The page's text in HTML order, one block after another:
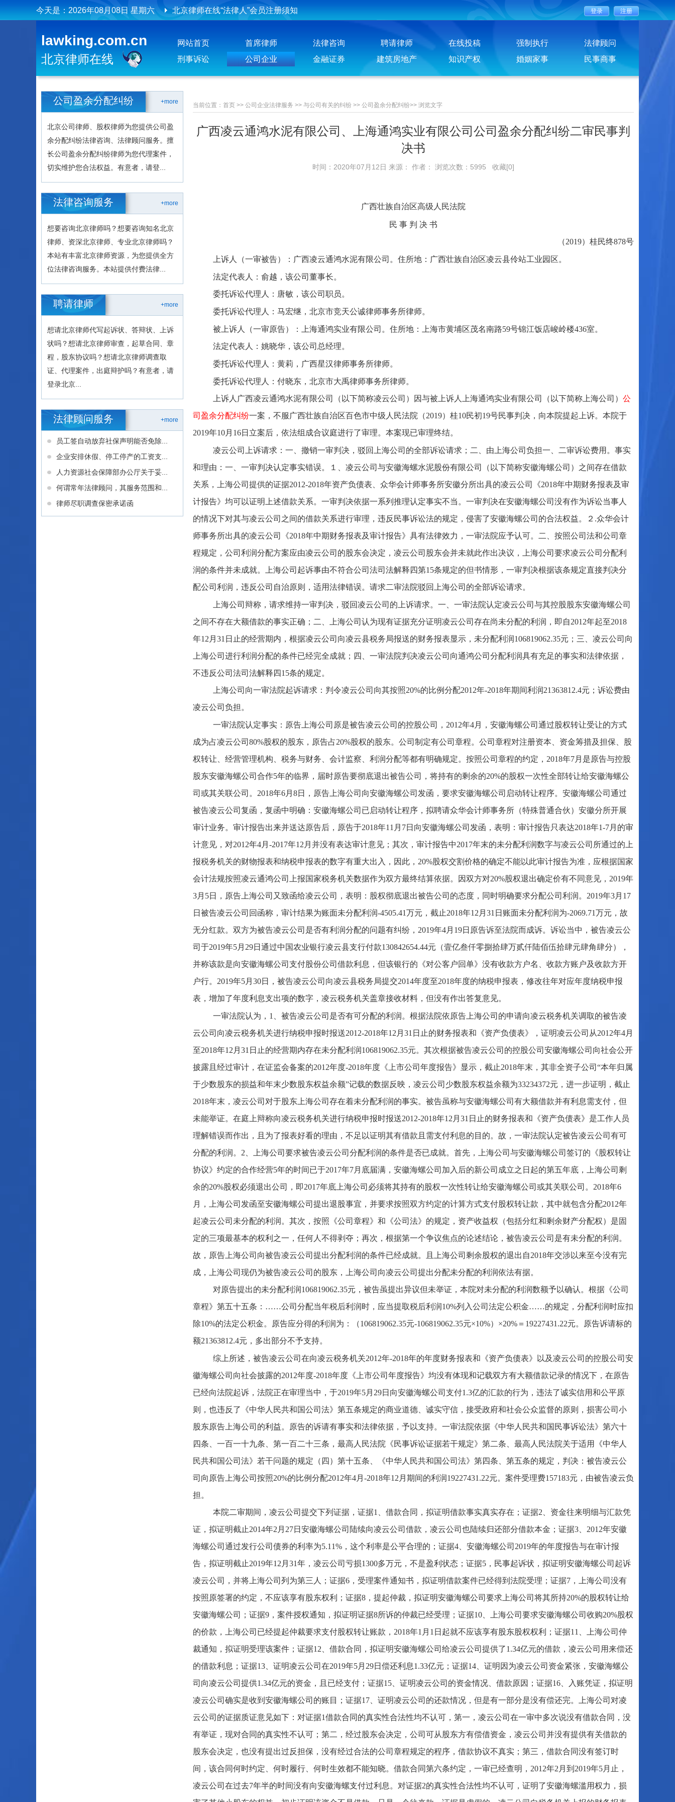
今天是： 2026年08月08日 星期六 北京律师在线投稿须知
lawking.com.cn
北京律师在线
网站首页 首席律师 法律咨询 聘请律师 在线投稿 强制执行
法律顾问
刑事诉讼
公司企业 金融证券 建筑房地产 知识产权 婚姻家事 民事商事
+more
公司盈余分配纠纷
北京公司律师、股权律师为您提供公司盈
余分配纠纷法律咨询、法律顾问服务。擅
长公司盈余分配纠纷律师为您代理案件，
切实维护您合法权益。有意者，请登...
+more
法律咨询服务
想要咨询北京律师吗？想要咨询知名北京
律师、资深北京律师、专业北京律师吗？
本站有丰富北京律师资源，为您提供全方
位法律咨询服务。本站提供付费法律...
+more
聘请律师
想请北京律师代写起诉状、答辩状、上诉
状吗？想请北京律师审查，起草合同、章
程，股东协议吗？想请北京律师调查取
证、代理案件，出庭辩护吗？有意者，请
登录北京...
+more
法律顾问服务
员工签自动放弃社保声明能否免除...
企业安排休假、停工停产的工资支...
人力资源社会保障部办公厅关于妥...
何谓常年法律顾问，其服务范围和...
律师尽职调查保密承诺函
当前位置： 首页 >> 公司企业法律服务 >> 与公司有关的纠纷 >> 公司盈余分配纠纷>> 浏览文字
广西凌云通鸿水泥有限公司、上海通鸿实业有限公司公司盈余分配纠纷二审民事判
决书
时间：2020年07月12日 来源： 作者： 浏览次数：5995 收藏[0]
广西壮族自治区高级人民法院
民 事 判 决 书
（2019）桂民终878号
上诉人（一审被告）：广西凌云通鸿水泥有限公司。住所地：广西壮族自治区凌云县伶站工业园区。
法定代表人：俞越，该公司董事长。
委托诉讼代理人：唐敏，该公司职员。
委托诉讼代理人：马宏继，北京市竞天公诚律师事务所律师。
被上诉人（一审原告）：上海通鸿实业有限公司。住所地：上海市黄埔区茂名南路59号锦江饭店峻岭楼436室。
法定代表人：姚晓华，该公司总经理。
委托诉讼代理人：黄莉，广西星汉律师事务所律师。
委托诉讼代理人：付晓东，北京市大禹律师事务所律师。
上诉人广西凌云通鸿水泥有限公司（以下简称凌云公司）因与被上诉人上海通鸿实业有限公司（以下简称上海公司） 公
司盈余分配纠纷一案，不服广西壮族自治区百色市中级人民法院（2019）桂10民初19号民事判决，向本院提起上诉。本院于
2019年10月16日立案后，依法组成合议庭进行了审理。本案现已审理终结。
凌云公司上诉请求：一、撤销一审判决，驳回上海公司的全部诉讼请求；二、由上海公司负担一、二审诉讼费用。事实
和理由：一、一审判决认定事实错误。１、凌云公司与安徽海螺水泥股份有限公司（以下简称安徽海螺公司）之间存在借款
关系，上海公司提供的证据2012-2018年资产负债表、众华会计师事务所安徽分所出具的凌云公司《2018年中期财务报表及审
计报告》均可以证明上述借款关系。一审判决依据一系列推理认定事实不当。一审判决在安徽海螺公司没有作为诉讼当事人
的情况下对其与凌云公司之间的借款关系进行审理，违反民事诉讼法的规定，侵害了安徽海螺公司的合法权益。２.众华会计
师事务所出具的凌云公司《2018年中期财务报表及审计报告》具有法律效力，一审法院应予认可。二、按照公司法和公司章
程规定，公司利润分配方案应由凌云公司的股东会决定，凌云公司股东会并未就此作出决议，上海公司要求凌云公司分配利
润的条件并未成就。上海公司起诉事由不符合公司法司法解释四第15条规定的但书情形，一审判决根据该条规定直接判决分
配公司利润，违反公司自治原则，适用法律错误。请求二审法院驳回上海公司的全部诉讼请求。
上海公司辩称，请求维持一审判决，驳回凌云公司的上诉请求。一、一审法院认定凌云公司与其控股股东安徽海螺公司
之间不存在大额借款的事实正确；二、上海公司认为现有证据充分证明凌云公司存在尚未分配的利润，即自2012年起至2018
年12月31日止的经营期内，根据凌云公司向凌云县税务局报送的财务报表显示，未分配利润106819062.35元；三、凌云公司向
上海公司进行利润分配的条件已经完全成就；四、一审法院判决凌云公司向通鸿公司分配利润具有充足的事实和法律依据，
不违反公司法司法解释四15条的规定。
上海公司向一审法院起诉请求：判令凌云公司向其按照20%的比例分配2012年-2018年期间利润21363812.4元；诉讼费由
凌云公司负担。
一审法院认定事实：原告上海公司原是被告凌云公司的控股公司，2012年4月，安徽海螺公司通过股权转让受让的方式
成为占凌云公司80%股权的股东，原告占20%股权的股东。公司制定有公司章程。公司章程对注册资本、资金筹措及担保、股
权转让、经营管理机构、税务与财务、会计监察、利润分配等都有明确规定。按照公司章程的约定，2018年7月是原告与控股
股东安徽海螺公司合作5年的临界，届时原告要彻底退出被告公司，将持有的剩余的20%的股权一次性全部转让给安徽海螺公
司或其关联公司。2018年6月8日，原告上海公司向安徽海螺公司发函，要求安徽海螺公司启动转让程序。安徽海螺公司通过
被告凌云公司复函，复函中明确：安徽海螺公司已启动转让程序，拟聘请众华会计师事务所（特殊普通合伙）安徽分所开展
审计业务。审计报告出来并送达原告后，原告于2018年11月7日向安徽海螺公司发函，表明：审计报告只表达2018年1-7月的审
计意见，对2012年4月-2017年12月并没有表达审计意见；其次，审计报告中2017年末的未分配利润数字与凌云公司所通过的上
报税务机关的财物报表和纳税申报表的数字有重大出入，因此，20%股权交割价格的确定不能以此审计报告为准，应根据国家
会计法规按照凌云通鸿公司上报国家税务机关数据作为双方最终结算依据。因双方对20%股权退出确定价有不同意见，2019年
3月5日，原告上海公司又致函给凌云公司，表明：股权彻底退出被告公司的态度，同时明确要求分配公司利润。2019年3月17
日被告凌云公司回函称，审计结果为账面未分配利润-4505.41万元，截止2018年12月31日账面未分配利润为-2069.71万元，故
无分红款。双方为被告凌云公司是否有利润分配的问题有纠纷，2019年4月19日原告诉至法院而成诉。诉讼当中，被告凌云公
司于2019年5月29日通过中国农业银行凌云县支行付款130842654.44元（壹亿叁仟零捌拾肆万贰仟陆佰伍拾肆元肆角肆分），
并称该款是向安徽海螺公司支付股份公司借款利息，但该银行的《对公客户回单》没有收款方户名、收款方账户及收款方开
户行。2019年5月30日，被告凌云公司向凌云县税务局提交2014年度至2018年度的纳税申报表，修改往年对应年度纳税申报
表，增加了年度利息支出项的数字，凌云税务机关盖章接收材料，但没有作出答复意见。
一审法院认为，1、被告凌云公司是否有可分配的利润。根据法院依原告上海公司的申请向凌云税务机关调取的被告凌
云公司向凌云税务机关进行纳税申报时报送2012-2018年12月31日止的财务报表和《资产负债表》，证明凌云公司从2012年4月
至2018年12月31日止的经营期内存在未分配利润106819062.35元。其次根据被告凌云公司的控股公司安徽海螺公司向社会公开
披露且经过审计，在证监会备案的2012年度-2018年度《上市公司年度报告》显示，截止2018年末，其非全资子公司“本年归属
于少数股东的损益和年末少数股东权益余额”记载的数据反映，凌云公司少数股东权益余额为33234372元，进一步证明，截止
2018年末，凌云公司对于股东上海公司存在着未分配利润的事实。被告虽称与安徽海螺公司有大额借款并有利息需支付，但
未能举证。在庭上辩称向凌云税务机关进行纳税申报时报送2012-2018年12月31日止的财务报表和《资产负债表》是工作人员
理解错误而作出，且为了报表好看的理由，不足以证明其有借款且需支付利息的目的。故，一审法院认定被告凌云公司有可
分配的利润。2、上海公司要求被告凌云公司分配利润的条件是否已成就。首先，上海公司与安徽海螺公司签订的《股权转让
协议》约定的合作经营5年的时间已于2017年7月底届满，安徽海螺公司加入后的新公司成立之日起的第五年底，上海公司剩
余的20%股权必须退出公司，即2017年底上海公司必须将其持有的股权一次性转让给安徽海螺公司或其关联公司。2018年6
月，上海公司发函至安徽海螺公司提出退股事宜，并要求按照双方约定的计算方式支付股权转让款，其中就包含分配2012年
起凌云公司未分配的利润。其次，按照《公司章程》和《公司法》的规定，资产收益权（包括分红和剩余财产分配权）是固
定的三项最基本的权利之一，任何人不得剥夺；再次，根据第一个争议焦点的论述结论，被告凌云公司是有未分配的利润。
故，原告上海公司向被告凌云公司提出分配利润的条件已经成就。且上海公司剩余股权的退出自2018年交涉以来至今没有完
成，上海公司现仍为被告凌云公司的股东，上海公司向凌云公司提出分配未分配的利润依法有据。
对原告提出的未分配利润106819062.35元，被告虽提出异议但未举证，本院对未分配的利润数额予以确认。根据《公司
章程》第五十五条：……公司分配当年税后利润时，应当提取税后利润10%列入公司法定公积金……的规定，分配利润时应扣
除10%的法定公积金。原告应分得的利润为：（106819062.35元-106819062.35元×10%）×20%＝19227431.22元。原告诉请标的
额21363812.4元，多出部分不予支持。
综上所述，被告凌云公司在向凌云税务机关2012年-2018年的年度财务报表和《资产负债表》以及凌云公司的控股公司安
徽海螺公司向社会披露的2012年度-2018年度《上市公司年度报告》均没有体现和记载双方有大额借款记录的情况下，在原告
已经向法院起诉，法院正在审理当中，于2019年5月29日向安徽海螺公司支付1.3亿的汇款的行为，违法了诚实信用和公平原
则，也违反了《中华人民共和国公司法》第五条规定的商业道德、诚实守信，接受政府和社会公众监督的原则，损害公司小
股东原告上海公司的利益。原告的诉请有事实和法律依据，予以支持。一审法院依据《中华人民共和国民事诉讼法》第六十
四条、一百一十九条、第一百二十三条，最高人民法院《民事诉讼证据若干规定》第二条、最高人民法院关于适用《中华人
民共和国公司法》若干问题的规定（四）第十五条、《中华人民共和国公司法》第四条、第五条的规定，判决：被告凌云公
司向原告上海公司按照20%的比例分配2012年4月-2018年12月期间的利润19227431.22元。案件受理费157183元，由被告凌云负
担。
本院二审期间，凌云公司提交下列证据，证据1、借款合同，拟证明借款事实真实存在；证据2、资金往来明细与汇款凭
证，拟证明截止2014年2月27日安徽海螺公司陆续向凌云公司借款，凌云公司也陆续归还部分借款本金；证据3、2012年安徽
海螺公司通过发行公司债券的利率为5.11%，这个利率是公平合理的；证据4、安徽海螺公司2019年的年度报告与在审计报
告，拟证明截止2019年12月31年，凌云公司亏损1300多万元，不是盈利状态；证据5，民事起诉状，拟证明安徽海螺公司起诉
凌云公司，并将上海公司列为第三人；证据6，受理案件通知书，拟证明借款案件已经得到法院受理；证据7，上海公司没有
按照原签署的约定，不应该享有股东权利；证据8，提起仲裁，拟证明安徽海螺公司要求上海公司将其所持20%的股权转让给
安徽海螺公司；证据9，案件授权通知，拟证明证据8所诉的仲裁已经受理；证据10、上海公司要求安徽海螺公司收购20%股权
的价款，上海公司已经提起仲裁要求支付股权转让账款，2018年1月1日起就不应该享有股东股权权利；证据11、上海公司仲
裁通知，拟证明受理该案件；证据12、借款合同，拟证明安徽海螺公司给凌云公司提供了1.34亿元的借款，凌云公司用来偿还
的借款利息；证据13、证明凌云公司在2019年5月29日偿还利息1.33亿元；证据14、证明因为凌云公司资金紧张，安徽海螺公
司向凌云公司提供1.34亿元的资金，且已经支付；证据15、证明凌云公司的资金情况、借款原因；证据16、入账凭证，拟证明
凌云公司确实是收到安徽海螺公司的账目；证据17、证明凌云公司的还款情况，但是有一部分是没有偿还完。上海公司对凌
云公司的证据质证意见如下：对证据1借款合同的真实性合法性均不认可，第一，凌云公司在一审中多次说没有借款合同，没
有举证，现对合同的真实性不认可；第二，经过股东会决定，公司可从股东方有偿借资金，凌云公司并没有提供有关借款的
股东会决定，也没有提出过反担保，没有经过合法的公司章程规定的程序，借款协议不真实；第三，借款合同没有签订时
间，该合同何时约定、何时履行、何时生效都不能知晓。借款合同第六条约定，一审已经查明，2012年2月到2019年5月止，
凌云公司在过去7年半的时间没有向安徽海螺支付过利息。对证据2的真实性合法性均不认可，证明了安徽海螺滥用权力，损